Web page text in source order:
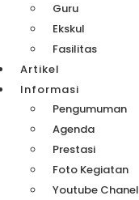
Guru
Ekskul
Fasilitas
Artikel
Informasi
Pengumuman
Agenda
Prestasi
Foto Kegiatan
Youtube Chanel